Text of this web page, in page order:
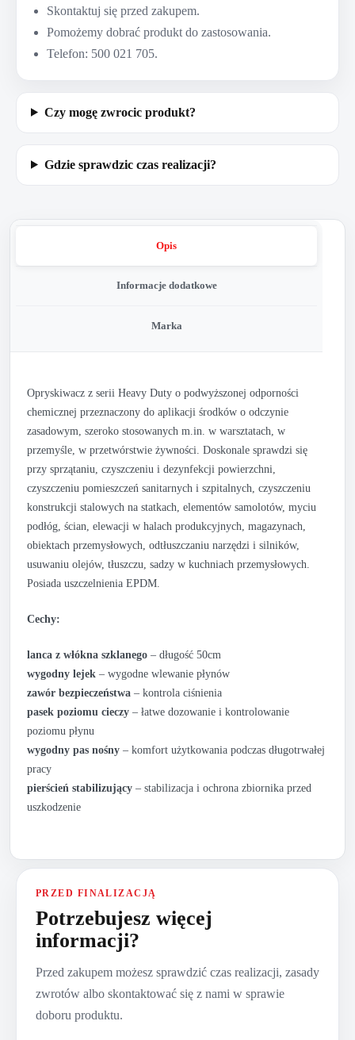
Skontaktuj się przed zakupem.
Pomożemy dobrać produkt do zastosowania.
Telefon: 500 021 705.
Czy mogę zwrocic produkt?
Gdzie sprawdzic czas realizacji?
Opis
Informacje dodatkowe
Marka
Opryskiwacz z serii Heavy Duty o podwyższonej odporności
chemicznej przeznaczony do aplikacji środków o odczynie
zasadowym, szeroko stosowanych m.in. w warsztatach, w
przemyśle, w przetwórstwie żywności. Doskonale sprawdzi się
przy sprzątaniu, czyszczeniu i dezynfekcji powierzchni,
czyszczeniu pomieszczeń sanitarnych i szpitalnych, czyszczeniu
konstrukcji stalowych na statkach, elementów samolotów, myciu
podłóg, ścian, elewacji w halach produkcyjnych, magazynach,
obiektach przemysłowych, odtłuszczaniu narzędzi i silników,
usuwaniu olejów, tłuszczu, sadzy w kuchniach przemysłowych.
Posiada uszczelnienia EPDM.
Cechy:
lanca z włókna szklanego – długość 50cm
wygodny lejek – wygodne wlewanie płynów
zawór bezpieczeństwa – kontrola ciśnienia
pasek poziomu cieczy – łatwe dozowanie i kontrolowanie
poziomu płynu
wygodny pas nośny – komfort użytkowania podczas długotrwałej
pracy
pierścień stabilizujący – stabilizacja i ochrona zbiornika przed
uszkodzenie
PRZED FINALIZACJĄ
Potrzebujesz więcej
informacji?
Przed zakupem możesz sprawdzić czas realizacji, zasady
zwrotów albo skontaktować się z nami w sprawie
doboru produktu.